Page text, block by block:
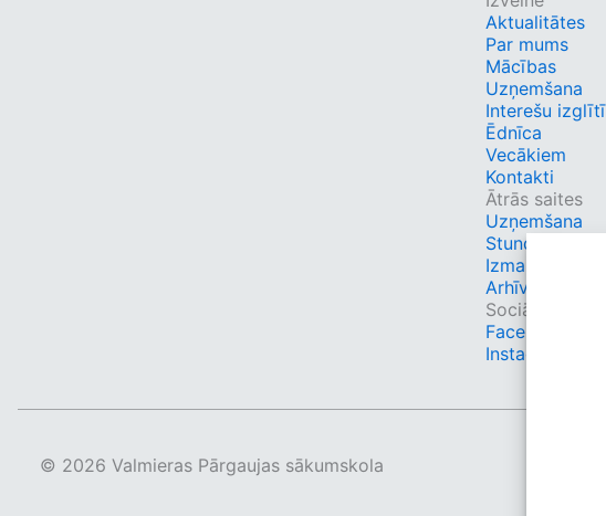
Aktualitātes
Par mums
Mācības
Uzņemšana
Interešu
Ēdnīca
Vecākiem
Kontakti
Ātrās saites
Uzņemšana
Stundu
Izmaiņas
Arhīvs
Sociālie tīkli
Facebook
Instagram
© 2026 Valmieras Pārgaujas sākumskola